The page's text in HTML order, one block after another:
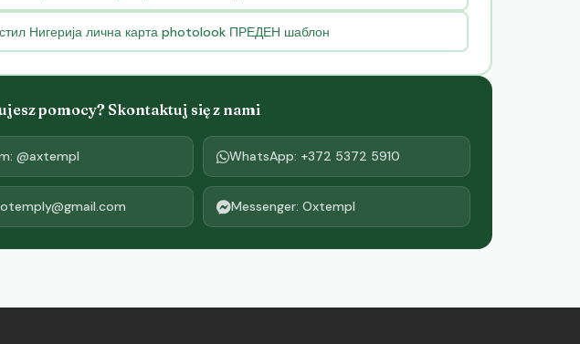
Нигерија лична карта photolook ПРЕДЕН шаблон
pomocy? Skontaktuj się z nami
@axtempl WhatsApp: +372 5372 5910
Messenger: Oxtempl